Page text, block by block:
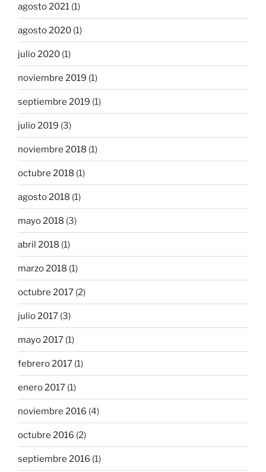
agosto 2021 (1)
agosto 2020 (1)
julio 2020 (1)
noviembre 2019 (1)
septiembre 2019 (1)
julio 2019 (3)
noviembre 2018 (1)
octubre 2018 (1)
agosto 2018 (1)
mayo 2018 (3)
abril 2018 (1)
marzo 2018 (1)
octubre 2017 (2)
julio 2017 (3)
mayo 2017 (1)
febrero 2017 (1)
enero 2017 (1)
noviembre 2016 (4)
octubre 2016 (2)
septiembre 2016 (1)